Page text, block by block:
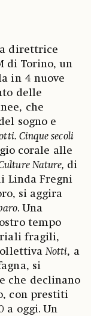
direttrice
di Torino, un
in 4 nuove
delle
che
sogno e
Cinque secoli
corale alle
Nature, di
Linda Fregni
si aggira
. Una
tempo
fragili,
Notti, a
si
che declinano
con prestiti
a oggi. Un